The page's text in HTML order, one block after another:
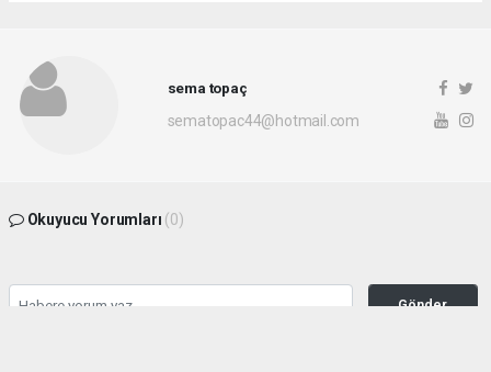
sema topaç
sematopac44@hotmail.com
Okuyucu Yorumları (0)
Gönder